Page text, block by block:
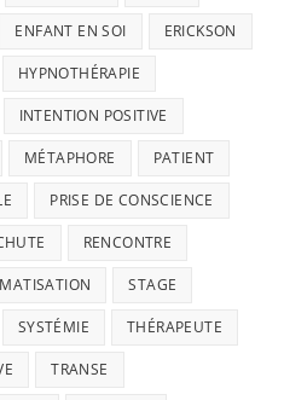
ENFANT EN SOI ERICKSON
HYPNOTHÉRAPIE
INTENTION POSITIVE
MÉTAPHORE PATIENT
PRISE DE CONSCIENCE
RENCONTRE
STAGE
SYSTÉMIE THÉRAPEUTE
TRANSE